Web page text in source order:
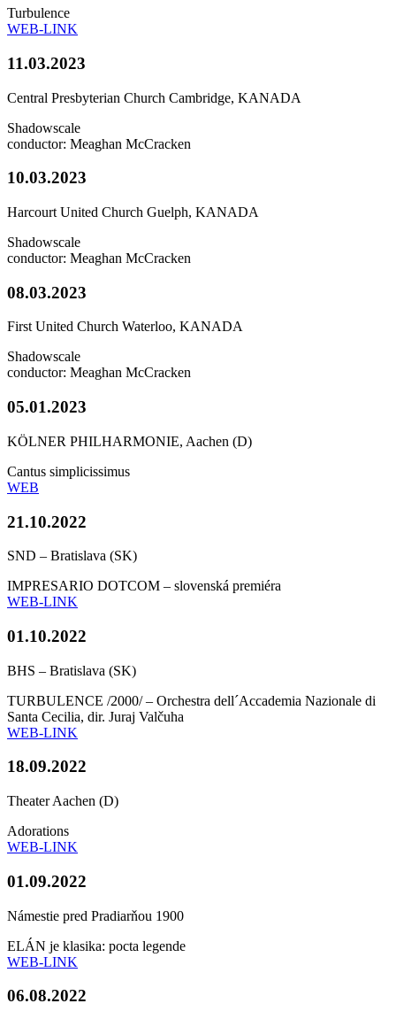
Turbulence
WEB-LINK
11.03.2023
Central Presbyterian Church Cambridge, KANADA
Shadowscale
conductor: Meaghan McCracken
10.03.2023
Harcourt United Church Guelph, KANADA
Shadowscale
conductor: Meaghan McCracken
08.03.2023
First United Church Waterloo, KANADA
Shadowscale
conductor: Meaghan McCracken
05.01.2023
KÖLNER PHILHARMONIE, Aachen (D)
Cantus simplicissimus
WEB
21.10.2022
SND – Bratislava (SK)
IMPRESARIO DOTCOM – slovenská premiéra
WEB-LINK
01.10.2022
BHS – Bratislava (SK)
TURBULENCE /2000/ – Orchestra dell´Accademia Nazionale di
Santa Cecilia, dir. Juraj Valčuha
WEB-LINK
18.09.2022
Theater Aachen (D)
Adorations
WEB-LINK
01.09.2022
Námestie pred Pradiarňou 1900
ELÁN je klasika: pocta legende
WEB-LINK
06.08.2022